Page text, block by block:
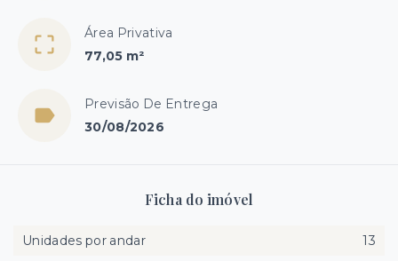
Área Privativa
77,05 m²
Previsão De Entrega
30/08/2026
Ficha do imóvel
Unidades por andar
13